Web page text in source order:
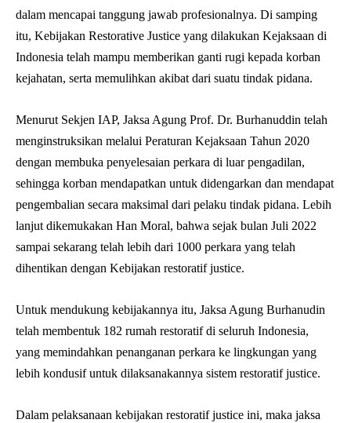
dalam mencapai tanggung jawab profesionalnya. Di samping
itu, Kebijakan Restorative Justice yang dilakukan Kejaksaan di
Indonesia telah mampu memberikan ganti rugi kepada korban
kejahatan, serta memulihkan akibat dari suatu tindak pidana.
Menurut Sekjen IAP, Jaksa Agung Prof. Dr. Burhanuddin telah
menginstruksikan melalui Peraturan Kejaksaan Tahun 2020
dengan membuka penyelesaian perkara di luar pengadilan,
sehingga korban mendapatkan untuk didengarkan dan mendapat
pengembalian secara maksimal dari pelaku tindak pidana. Lebih
lanjut dikemukakan Han Moral, bahwa sejak bulan Juli 2022
sampai sekarang telah lebih dari 1000 perkara yang telah
dihentikan dengan Kebijakan restoratif justice.
Untuk mendukung kebijakannya itu, Jaksa Agung Burhanudin
telah membentuk 182 rumah restoratif di seluruh Indonesia,
yang memindahkan penanganan perkara ke lingkungan yang
lebih kondusif untuk dilaksanakannya sistem restoratif justice.
Dalam pelaksanaan kebijakan restoratif justice ini, maka jaksa